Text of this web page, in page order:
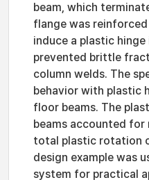
beam, which
flange was
induce a plastic
prevented brittle
column welds. The
behavior with plastic
floor beams. The
beams accounted
total plastic rotation
design example was
system for practical